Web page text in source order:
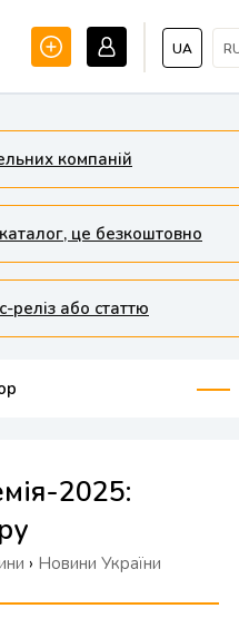
UA
компаній
це безкоштовно
або статтю
2025:
› Новини України